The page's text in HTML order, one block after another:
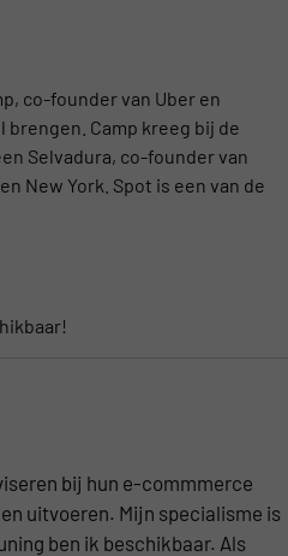
co-founder van Uber en
Camp kreeg bij de
Selvadura, co-founder van
New York. Spot is een van de
bij hun e-commmerce
uitvoeren. Mijn specialisme is
ben ik beschikbaar. Als